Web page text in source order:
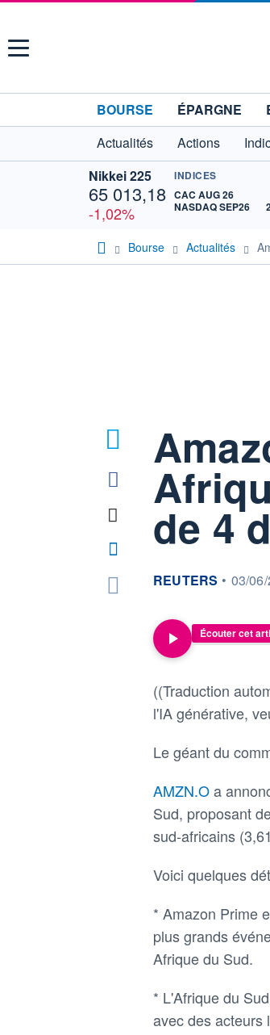
Menu
BOURSE ÉPARGNE
Actualités
Actions
Nikkei 225
65 013,18
-1,02%
INDICES
CAC AUG 26
NASDAQ SEP26
Bourse Actualités
de 4
information fournie
REUTERS • 03/
Écouter cet
((Traduction
l'IA générative,
Le géant du
AMZN.Oa
Sud, proposant
sud-africains
Voici quelques
* Amazon Prime
plus grands
Afrique du Sud.
* L'Afrique du
avec des acteurs